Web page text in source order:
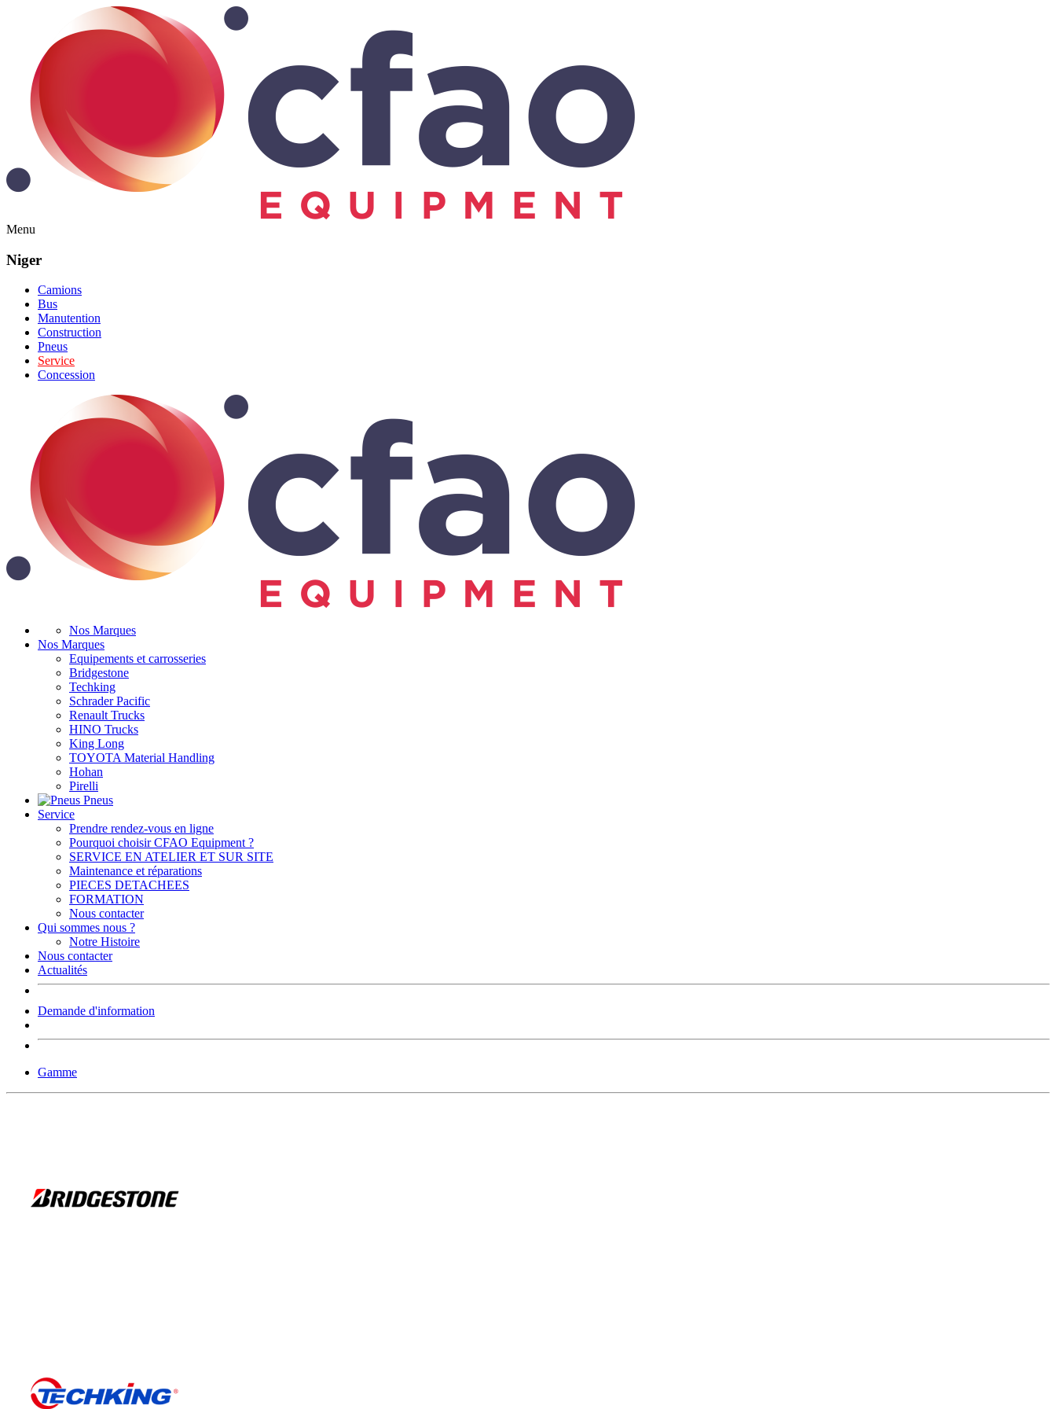
Menu
Niger
Camions
Bus
Manutention
Construction
Pneus
Service
Concession
Nos Marques
Nos Marques
Equipements et carrosseries
Bridgestone
Techking
Schrader Pacific
Renault Trucks
HINO Trucks
King Long
TOYOTA Material Handling
Hohan
Pirelli
Pneus
Service
Prendre rendez-vous en ligne
Pourquoi choisir CFAO Equipment ?
SERVICE EN ATELIER ET SUR SITE
Maintenance et réparations
PIECES DETACHEES
FORMATION
Nous contacter
Qui sommes nous ?
Notre Histoire
Nous contacter
Actualités
Demande d'information
Gamme